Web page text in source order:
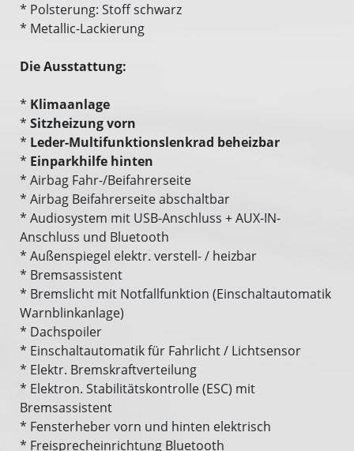
* Polsterung: Stoff schwarz
* Metallic-Lackierung
Die Ausstattung:
* Klimaanlage
* Sitzheizung vorn
* Leder-Multifunktionslenkrad beheizbar
* Einparkhilfe hinten
* Airbag Fahr-/Beifahrerseite
* Airbag Beifahrerseite abschaltbar
* Audiosystem mit USB-Anschluss + AUX-IN-
Anschluss und Bluetooth
* Außenspiegel elektr. verstell- / heizbar
* Bremsassistent
* Bremslicht mit Notfallfunktion (Einschaltautomatik
Warnblinkanlage)
* Dachspoiler
* Einschaltautomatik für Fahrlicht / Lichtsensor
* Elektr. Bremskraftverteilung
* Elektron. Stabilitätskontrolle (ESC) mit
Bremsassistent
* Fensterheber vorn und hinten elektrisch
* Freisprecheinrichtung Bluetooth